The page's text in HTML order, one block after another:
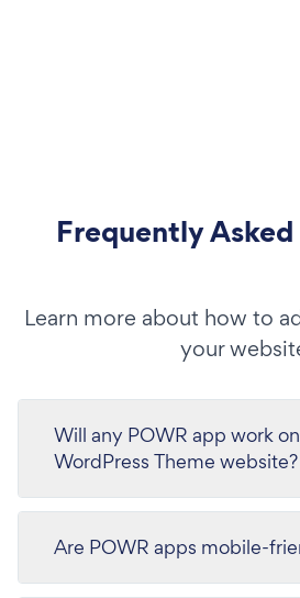
Frequently
Learn more about how to
your
Will any POWR app work
WordPress Theme website?
Are POWR apps mobile-